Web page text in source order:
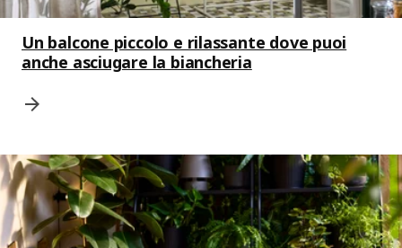
Un balcone piccolo e rilassante dove puoi
anche asciugare la biancheria